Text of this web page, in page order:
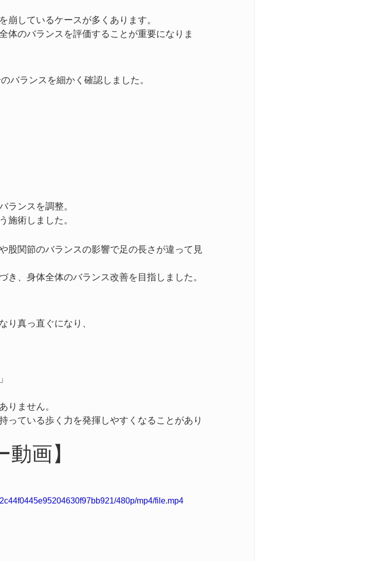
崩しているケースが多くあります。
体のバランスを評価することが重要になりま
バランスを細かく確認しました。
ランスを調整。
施術しました。
股関節のバランスの影響で足の長さが違って見
き、身体全体のバランス改善を目指しました。
り真っ直ぐになり、
りません。
っている歩く力を発揮しやすくなることがあり
画】
480p/mp4/file.mp4